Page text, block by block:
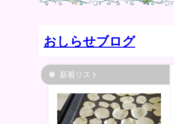
おしらせブログ
新着リスト